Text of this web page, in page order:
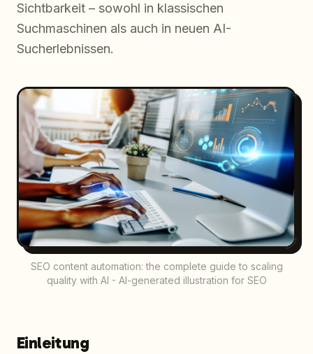
Sichtbarkeit – sowohl in klassischen
Suchmaschinen als auch in neuen AI-
Sucherlebnissen.
SEO content automation: the complete guide to scaling
quality with AI - AI-generated illustration for SEO
Einleitung